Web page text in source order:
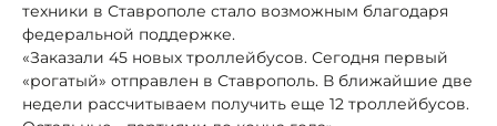
техники в Ставрополе стало возможным благодаря
федеральной поддержке.
«Заказали 45 новых троллейбусов. Сегодня первый
«рогатый» отправлен в Ставрополь. В ближайшие две
недели рассчитываем получить еще 12 троллейбусов.